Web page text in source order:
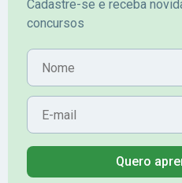
Cadastre-se e receba
concursos
Nome
E-mail
Quero